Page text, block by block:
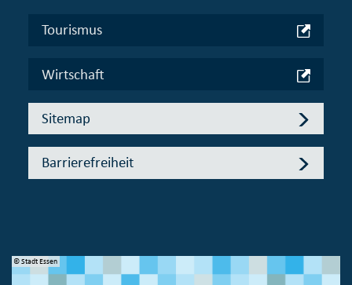
Tourismus
Wirtschaft
Sitemap
Barrierefreiheit
© Stadt Essen